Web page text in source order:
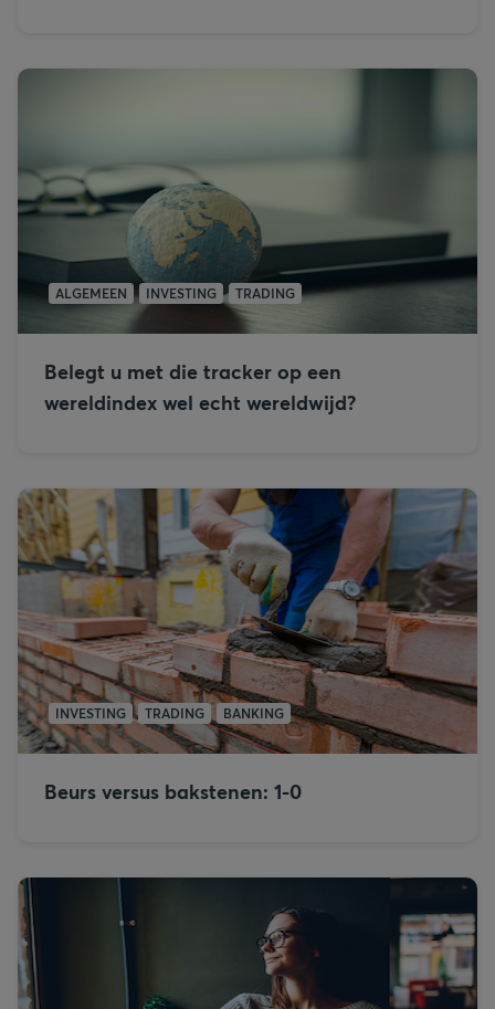
ALGEMEEN INVESTING TRADING
Belegt u met die tracker op een
wereldindex wel echt wereldwijd?
INVESTING TRADING BANKING
Beurs versus bakstenen: 1-0